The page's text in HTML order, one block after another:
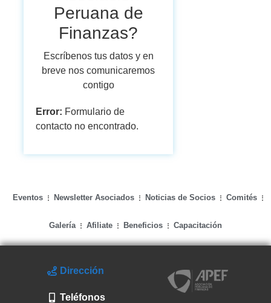
Peruana de
Finanzas?
Escríbenos tus datos y en
breve nos comunicaremos
contigo
Error: Formulario de
contacto no encontrado.
Eventos Newsletter Asociados Noticias de Socios Comités
Galería Afiliate Beneficios Capacitación
Dirección
Teléfonos